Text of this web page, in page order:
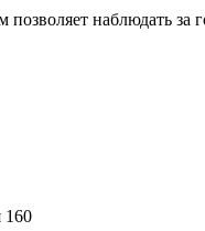
позволяет наблюдать
160